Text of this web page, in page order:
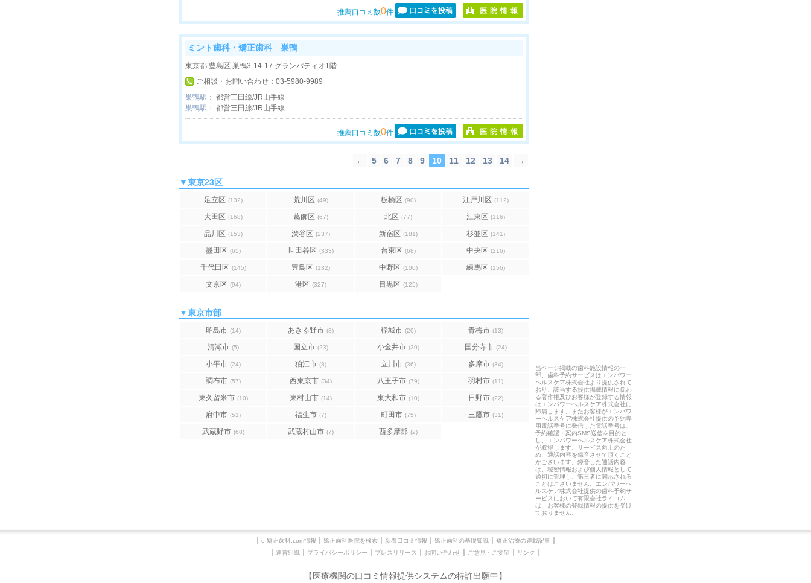
推薦口コミ数0件
ミント歯科・矯正歯科 巣鴨
東京都 豊島区 巣鴨3-14-17 グランパティオ1階
ご相談・お問い合わせ： 03-5980-9989
巣鴨駅： 都営三田線/JR山手線
巣鴨駅： 都営三田線/JR山手線
推薦口コミ数0件
← 5 6 7 8 9 10 11 12 13 14 →
▼東京23区
足立区 (132) 荒川区 (49) 板橋区 (90) 江戸川区 (112)
大田区 (168) 葛飾区 (67) 北区 (77) 江東区 (116)
品川区 (153) 渋谷区 (237) 新宿区 (181) 杉並区 (141)
墨田区 (65) 世田谷区 (333) 台東区 (68) 中央区 (216)
千代田区 (145) 豊島区 (132) 中野区 (100) 練馬区 (156)
文京区 (94) 港区 (327) 目黒区 (125)
▼東京市部
昭島市 (14) あきる野市 (8) 稲城市 (20) 青梅市 (13)
清瀬市 (5) 国立市 (23) 小金井市 (30) 国分寺市 (24)
小平市 (24) 狛江市 (8) 立川市 (36) 多摩市 (34)
調布市 (57) 西東京市 (34) 八王子市 (79) 羽村市 (11)
東久留米市 (10) 東村山市 (14) 東大和市 (10) 日野市 (22)
府中市 (51) 福生市 (7) 町田市 (75) 三鷹市 (31)
武蔵野市 (68) 武蔵村山市 (7) 西多摩郡 (2)
当ページ掲載の歯科施設情報の一
部、歯科予約サービスはエンパワー
ヘルスケア株式会社より提供されて
おり、該当する提供掲載情報に係わ
る著作権及びお客様が登録する情報
はエンパワーヘルスケア株式会社に
帰属します。またお客様がエンパワ
ーヘルスケア株式会社提供の予約専
用電話番号に発信した電話番号は、
予約確認・案内SMS送信を目的と
し、エンパワーヘルスケア株式会社
が取得します。サービス向上のた
め、通話内容を録音させて頂くこと
がございます。録音した通話内容
は、秘密情報および個人情報として
適切に管理し、第三者に開示される
ことはございません。エンパワーヘ
ルスケア株式会社提供の歯科予約サ
ービスにおいて有限会社ライコム
は、お客様の登録情報の提供を受け
ておりません。
e-矯正歯科.com情報 矯正歯科医院を検索｜ 新着口コミ情報 矯正歯科の基礎知識｜ 矯正治療の連載記事｜
運営組織 プライバシーポリシー プレスリリース お問い合わせ ご意見・ご要望 リンク
【医療機関の口コミ情報提供システムの特許出願中】